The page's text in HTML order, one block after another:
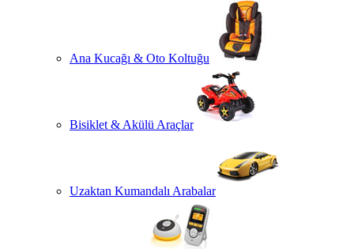
Ana Kucağı & Oto Koltuğu
Bisiklet & Akülü Araçlar
Uzaktan Kumandalı Arabalar